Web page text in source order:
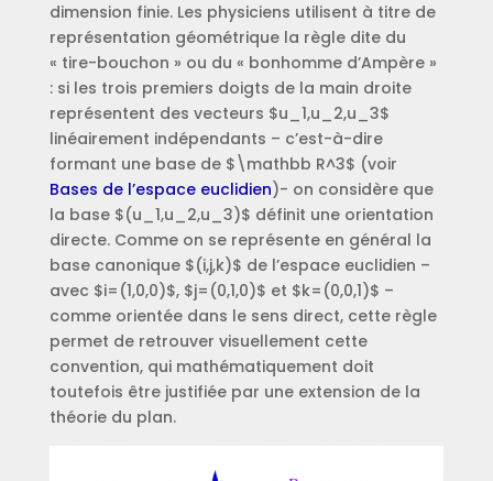
dimension finie. Les physiciens utilisent à titre de
représentation géométrique la règle dite du
« tire-bouchon » ou du « bonhomme d’Ampère »
: si les trois premiers doigts de la main droite
représentent des vecteurs $u_1,u_2,u_3$
linéairement indépendants – c’est-à-dire
formant une base de $\mathbb R^3$ (voir
Bases de l’espace euclidien)- on considère que
la base $(u_1,u_2,u_3)$ définit une orientation
directe. Comme on se représente en général la
base canonique $(i,j,k)$ de l’espace euclidien –
avec $i=(1,0,0)$, $j=(0,1,0)$ et $k=(0,0,1)$ –
comme orientée dans le sens direct, cette règle
permet de retrouver visuellement cette
convention, qui mathématiquement doit
toutefois être justifiée par une extension de la
théorie du plan.